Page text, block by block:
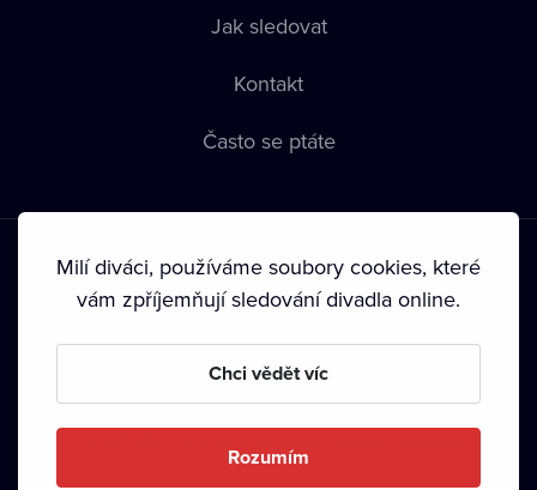
Jak sledovat
Kontakt
Často se ptáte
Podmínky používání • Ochrana soukromí • Zásady používání
• Autorská práva•
Milí diváci, používáme soubory cookies, které
vám zpříjemňují sledování divadla online.
Chci vědět víc
Rozumím